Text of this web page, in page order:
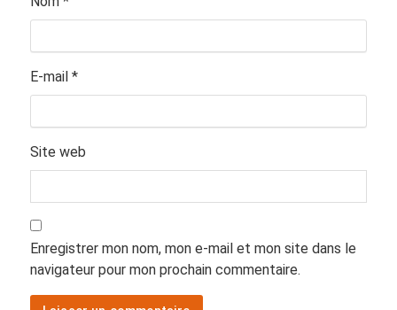
E-mail *
Site web
Enregistrer mon nom, mon e-mail et mon site dans le
navigateur pour mon prochain commentaire.